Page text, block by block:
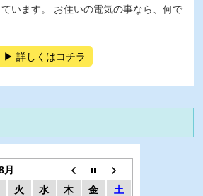
います。 お住いの電気の事なら、何で
詳しくはコチラ
月
火 水 木 金 土